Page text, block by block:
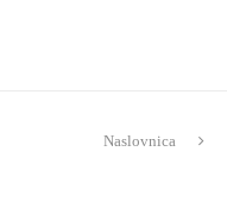
Naslovnica